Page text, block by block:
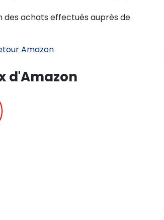
des achats effectués auprès de
Amazon
d'Amazon